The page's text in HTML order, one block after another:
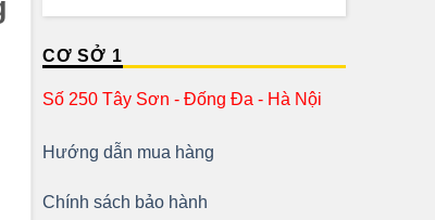
CƠ SỞ 1
Số 250 Tây Sơn - Đống Đa - Hà Nội
Hướng dẫn mua hàng
Chính sách bảo hành